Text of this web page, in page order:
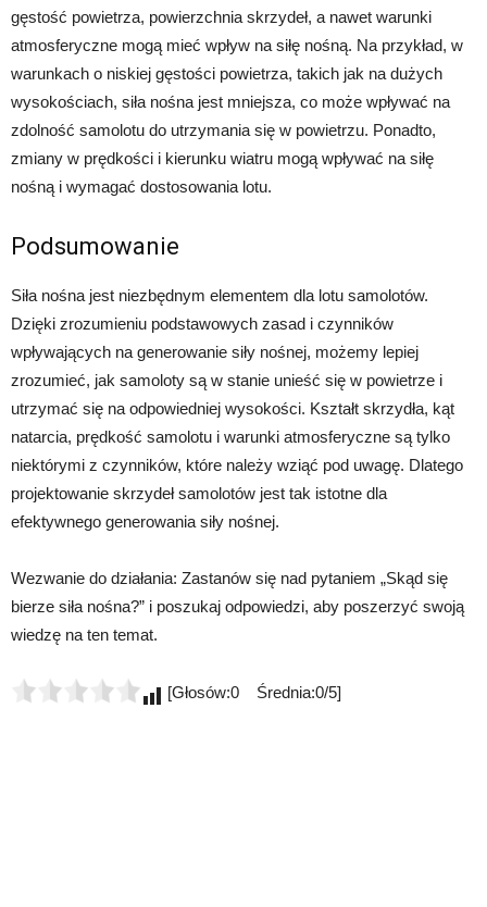
gęstość powietrza, powierzchnia skrzydeł, a nawet warunki
atmosferyczne mogą mieć wpływ na siłę nośną. Na przykład, w
warunkach o niskiej gęstości powietrza, takich jak na dużych
wysokościach, siła nośna jest mniejsza, co może wpływać na
zdolność samolotu do utrzymania się w powietrzu. Ponadto,
zmiany w prędkości i kierunku wiatru mogą wpływać na siłę
nośną i wymagać dostosowania lotu.
Podsumowanie
Siła nośna jest niezbędnym elementem dla lotu samolotów.
Dzięki zrozumieniu podstawowych zasad i czynników
wpływających na generowanie siły nośnej, możemy lepiej
zrozumieć, jak samoloty są w stanie unieść się w powietrze i
utrzymać się na odpowiedniej wysokości. Kształt skrzydła, kąt
natarcia, prędkość samolotu i warunki atmosferyczne są tylko
niektórymi z czynników, które należy wziąć pod uwagę. Dlatego
projektowanie skrzydeł samolotów jest tak istotne dla
efektywnego generowania siły nośnej.
Wezwanie do działania: Zastanów się nad pytaniem „Skąd się
bierze siła nośna?” i poszukaj odpowiedzi, aby poszerzyć swoją
wiedzę na ten temat.
[Głosów:0 Średnia:0/5]